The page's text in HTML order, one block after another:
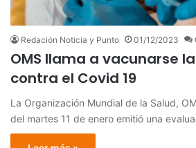
Redación Noticia y Punto 01/12/2023
OMS llama a vacunarse
contra el Covid 19
La Organización Mundial de la Salud,
del martes 11 de enero emitió una